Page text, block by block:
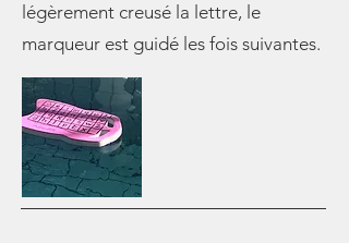
légèrement creusé la lettre, le
marqueur est guidé les fois suivantes.